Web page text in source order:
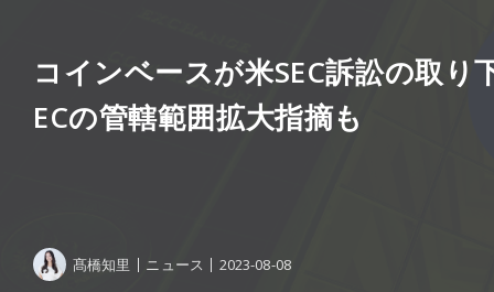
コインベースが米SEC訴訟の取り
ECの管轄範囲拡大指摘も
髙橋知里 ニュース 2023-08-08